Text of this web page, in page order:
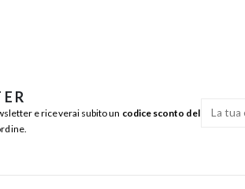
e riceverai subito un codice sconto del